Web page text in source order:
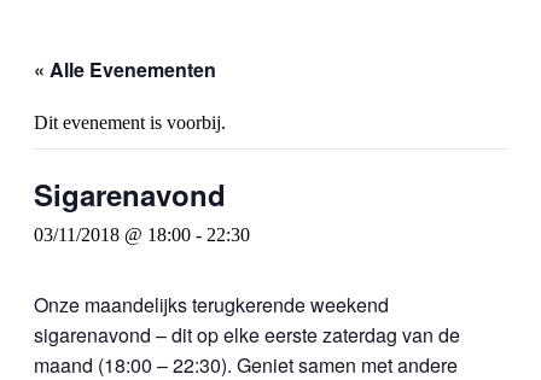
« Alle Evenementen
Dit evenement is voorbij.
Sigarenavond
03/11/2018 @ 18:00 - 22:30
Onze maandelijks terugkerende weekend
sigarenavond – dit op elke eerste zaterdag van de
maand (18:00 – 22:30). Geniet samen met andere